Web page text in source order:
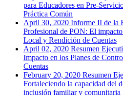
para Educadores en Pre-
Práctica Común
April 30, 2020 Informe II de la
Profesional de PON: El
Local y Rendición de Cuentas
April 02, 2020 Resumen
Impacto en los Planes de
Cuentas
February 20, 2020 Resumen
Fortaleciendo la capacidad del
inclusión familiar y comunitaria